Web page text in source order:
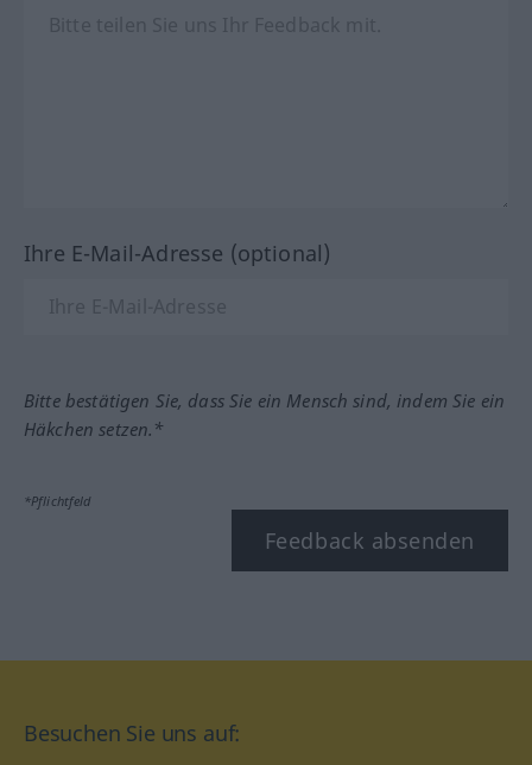
Ihre E-Mail-Adresse (optional)
Bitte bestätigen Sie, dass Sie ein Mensch sind, indem Sie ein
Häkchen setzen.*
*Pflichtfeld
Feedback absenden
Besuchen Sie uns auf: